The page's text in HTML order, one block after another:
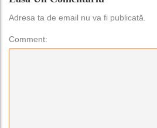
Adresa ta de email nu va fi publicată.
Comment: